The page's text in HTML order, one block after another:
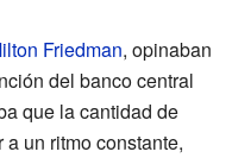
Friedman, opinaban
del banco central
que la cantidad de
un ritmo constante,